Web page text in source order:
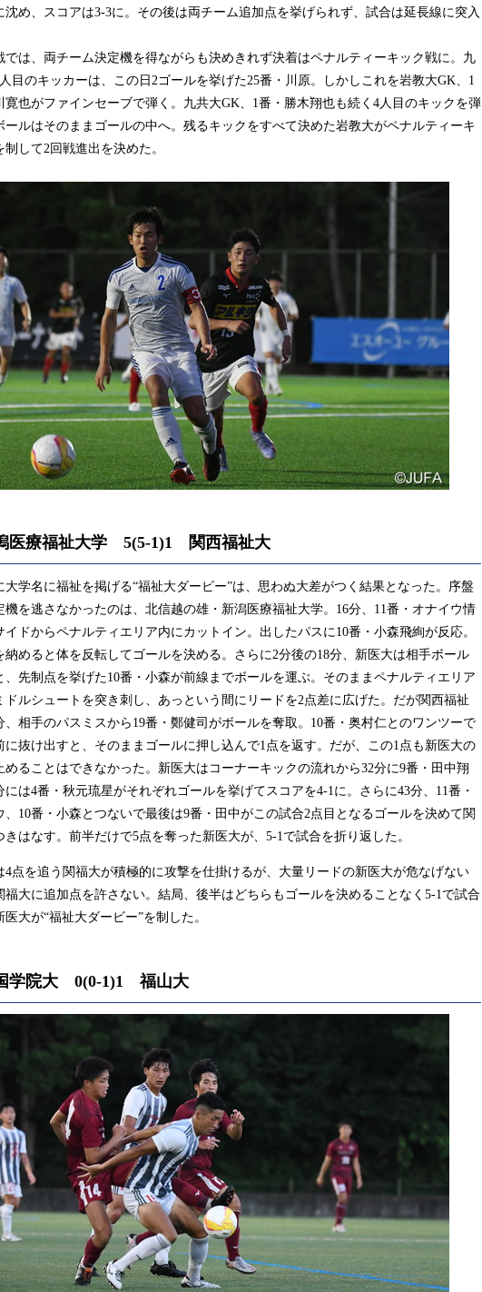
沈め、スコアは3-3に。その後は両チーム追加点を挙げられず、試合は延長線に突入
は、両チーム決定機を得ながらも決めきれず決着はペナルティーキック戦に。九
目のキッカーは、この日2ゴールを挙げた25番・川原。しかしこれを岩教大GK、1
寛也がファインセーブで弾く。九共大GK、1番・勝木翔也も続く4人目のキックを弾
ールはそのままゴールの中へ。残るキックをすべて決めた岩教大がペナルティーキ
制して2回戦進出を決めた。
医療福祉大学 5(5-1)1 関西福祉大
学名に福祉を掲げる“福祉大ダービー”は、思わぬ大差がつく結果となった。序盤
機を逃さなかったのは、北信越の雄・新潟医療福祉大学。16分、11番・オナイウ情
イドからペナルティエリア内にカットイン。出したパスに10番・小森飛絢が反応。
納めると体を反転してゴールを決める。さらに2分後の18分、新医大は相手ボール
、先制点を挙げた10番・小森が前線までボールを運ぶ。そのままペナルティエリア
ドルシュートを突き刺し、あっという間にリードを2点差に広げた。だが関西福祉
、相手のパスミスから19番・鄭健司がボールを奪取。10番・奥村仁とのワンツーで
に抜け出すと、そのままゴールに押し込んで1点を返す。だが、この1点も新医大の
めることはできなかった。新医大はコーナーキックの流れから32分に9番・田中翔
には4番・秋元琉星がそれぞれゴールを挙げてスコアを4-1に。さらに43分、11番・
、10番・小森とつないで最後は9番・田中がこの試合2点目となるゴールを決めて関
きはなす。前半だけで5点を奪った新医大が、5-1で試合を折り返した。
点を追う関福大が積極的に攻撃を仕掛けるが、大量リードの新医大が危なげない
福大に追加点を許さない。結局、後半はどちらもゴールを決めることなく5-1で試合
医大が“福祉大ダービー”を制した。
学院大 0(0-1)1 福山大